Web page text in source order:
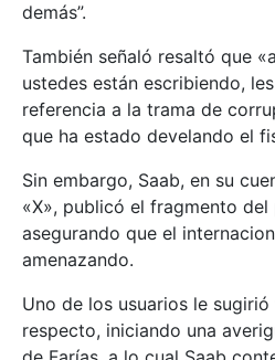
demás”.
También señaló resaltó que
ustedes están escribiendo,
referencia a la trama de
que ha estado develando el
Sin embargo, Saab, en su
«X», publicó el fragmento del
asegurando que el
amenazando.
Uno de los usuarios le
respecto, iniciando una